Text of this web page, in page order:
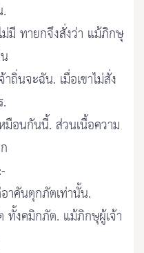
.
มี ทายกจึงสั่งว่า แม้ภิกษุ
ถิ่นจะฉัน. เมื่อเขาไม่สั่ง
.
มือนกันนี้. ส่วนเนื้อความ
าคันตุกภัตเท่านั้น.
งคมิกภัต. แม้ภิกษุผู้เจ้า